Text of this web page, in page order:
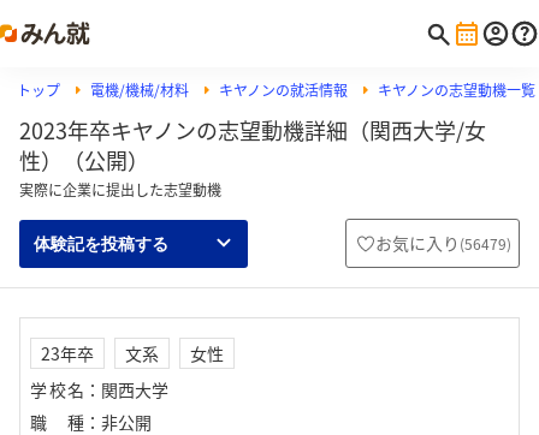
トップ 電機/機械/材料 キヤノンの就活情報 キヤノンの志望動機一覧
2023年卒キヤノンの志望動機詳細（関西大学/女
性）（公開）
実際に企業に提出した志望動機
体験記を投稿する お気に入り (56479)
23年卒 文系
女性
学校名 ： 関西大学
職種 ： 非公開